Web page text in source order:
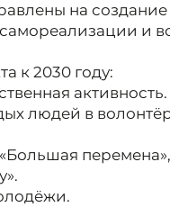
на
и
к 2030 году:
активность.
людей в